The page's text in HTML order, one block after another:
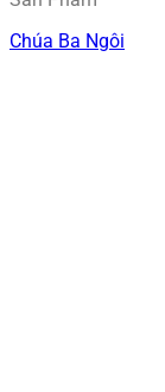
Chúa Ba Ngôi